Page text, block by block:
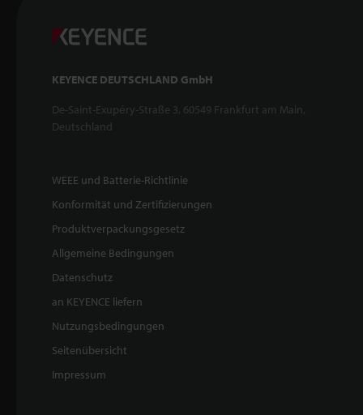
KEYENCE DEUTSCHLAND GmbH
De-Saint-Exupéry-Straße 3, 60549 Frankfurt am Main,
Deutschland
WEEE und Batterie-Richtlinie
Konformität und Zertifizierungen
Produktverpackungsgesetz
Allgemeine Bedingungen
Datenschutz
an KEYENCE liefern
Nutzungsbedingungen
Seitenübersicht
Impressum